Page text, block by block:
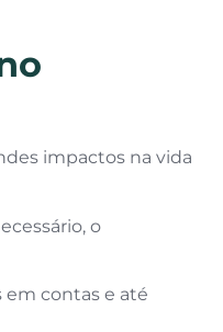
impactos na vida
o
em contas e até